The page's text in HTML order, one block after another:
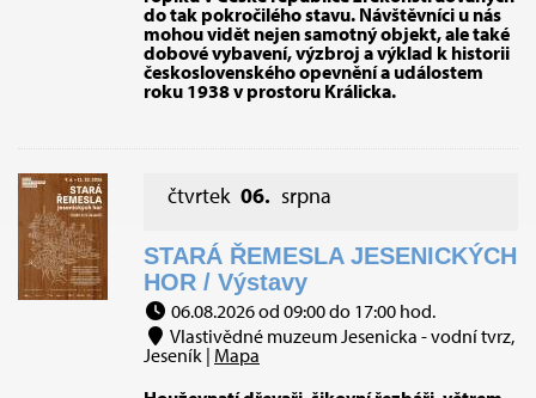
do tak pokročilého stavu. Návštěvníci u nás
mohou vidět nejen samotný objekt, ale také
dobové vybavení, výzbroj a výklad k historii
československého opevnění a událostem
roku 1938 v prostoru Králicka.
čtvrtek 06. srpna
STARÁ ŘEMESLA JESENICKÝCH
HOR / Výstavy
06.08.2026 od 09:00 do 17:00 hod.
Vlastivědné muzeum Jesenicka - vodní tvrz,
Jeseník | Mapa